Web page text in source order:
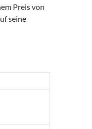
Preis von
seine